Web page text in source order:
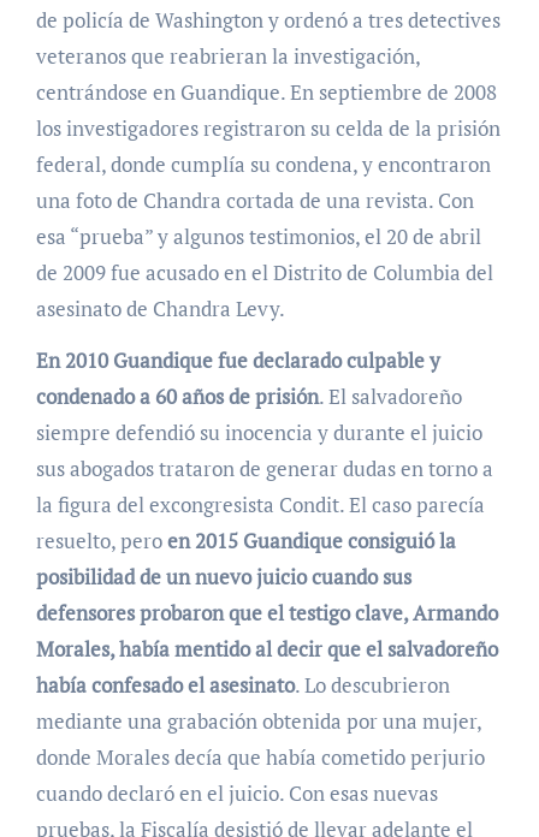
de policía de Washington y ordenó a tres detectives
veteranos que reabrieran la investigación,
centrándose en Guandique. En septiembre de 2008
los investigadores registraron su celda de la prisión
federal, donde cumplía su condena, y encontraron
una foto de Chandra cortada de una revista. Con
esa “prueba” y algunos testimonios, el 20 de abril
de 2009 fue acusado en el Distrito de Columbia del
asesinato de Chandra Levy.
En 2010 Guandique fue declarado culpable y
condenado a 60 años de prisión. El salvadoreño
siempre defendió su inocencia y durante el juicio
sus abogados trataron de generar dudas en torno a
la figura del excongresista Condit. El caso parecía
resuelto, peroen 2015 Guandique consiguió la
posibilidad de un nuevo juicio cuando sus
defensores probaron que el testigo clave, Armando
Morales, había mentido al decir que el salvadoreño
había confesado el asesinato. Lo descubrieron
mediante una grabación obtenida por una mujer,
donde Morales decía que había cometido perjurio
cuando declaró en el juicio. Con esas nuevas
pruebas, la Fiscalía desistió de llevar adelante el